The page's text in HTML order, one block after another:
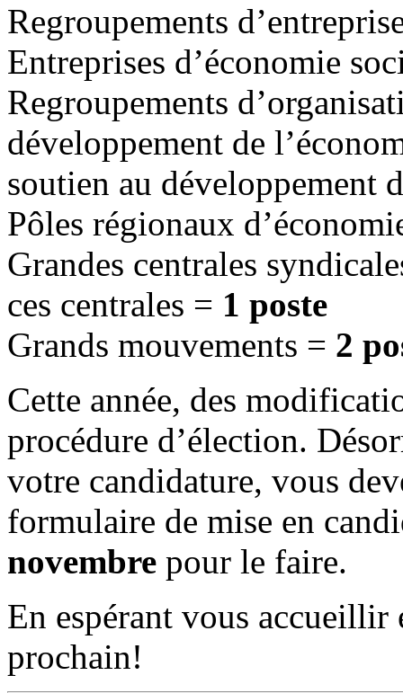
Regroupements
Entreprises d’économie
Regroupements
développement de
soutien au développement
Pôles régionaux
Grandes centrales
ces centrales = 1 poste
Grands mouvements = 2
Cette année, des
procédure d’élection.
votre candidature, vous
formulaire de mise en
novembre pour le faire.
En espérant vous
prochain!